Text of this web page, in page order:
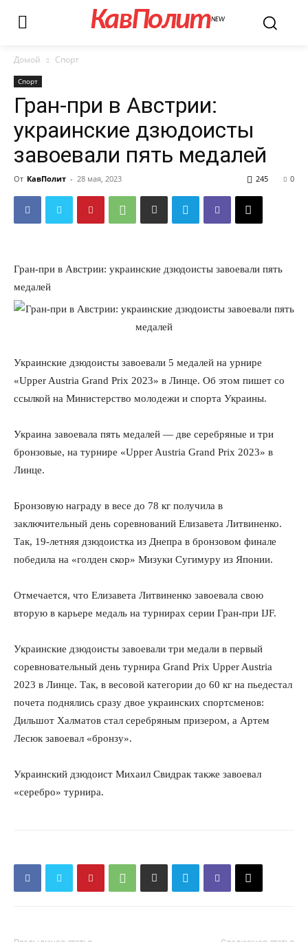
КавПолитNEW
Домой Спорт
Спорт
Гран-при в Австрии:
украинские дзюдоисты
завоевали пять медалей
От КавПолит - 28 мая, 2023 0
245
Гран-при в Австрии: украинские дзюдоисты завоевали пять
медалей
Украинские дзюдоисты завоевали 5 медалей на урнире
«Upper Austria Grand Prix 2023» в Линце. Об этом пишет со
ссылкой на Министерство молодежи и спорта Украины.
Украина завоевала пять медалей — две серебряные и три
бронзовые, на турнире «Upper Austria Grand Prix 2023» в
Линце.
Бронзовую награду в весе до 78 кг получила в
заключительный день соревнований Елизавета Литвиненко.
Так, 19-летняя дзюдоистка из Днепра в бронзовом финале
победила на «голден скор» Мизуки Сугимуру из Японии.
Отмечается, что Елизавета Литвиненко завоевала свою
вторую в карьере медаль на турнирах серии Гран-при IJF.
Украинские дзюдоисты завоевали три медали в первый
соревновательный день турнира Grand Prix Upper Austria
2023 в Линце. Так, в весовой категории до 60 кг на пьедестал
почета поднялись сразу двое украинских спортсменов:
Дильшот Халматов стал серебряным призером, а Артем
Лесюк завоевал «бронзу».
Украинский дзюдоист Михаил Свидрак также завоевал
«серебро» турнира.